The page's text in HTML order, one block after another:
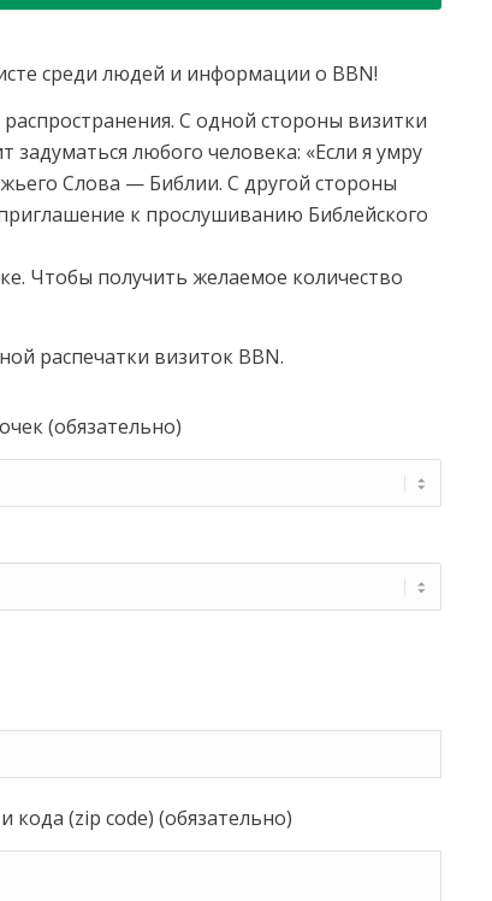
среди людей и информации о BBN!
С одной стороны визитки
любого человека: «Если я умру
Слова — Библии. С другой стороны
к прослушиванию Библейского
Чтобы получить желаемое количество
распечатки визиток BBN.
(обязательно)
кода (zip code) (обязательно)